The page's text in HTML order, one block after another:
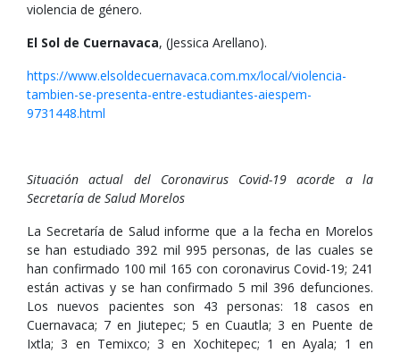
violencia de género.
El Sol de Cuernavaca, (Jessica Arellano).
https://www.elsoldecuernavaca.com.mx/local/violencia-
tambien-se-presenta-entre-estudiantes-aiespem-
9731448.html
Situación actual del Coronavirus Covid-19 acorde a la
Secretaría de Salud Morelos
La Secretaría de Salud informe que a la fecha en Morelos
se han estudiado 392 mil 995 personas, de las cuales se
han confirmado 100 mil 165 con coronavirus Covid-19; 241
están activas y se han confirmado 5 mil 396 defunciones.
Los nuevos pacientes son 43 personas: 18 casos en
Cuernavaca; 7 en Jiutepec; 5 en Cuautla; 3 en Puente de
Ixtla; 3 en Temixco; 3 en Xochitepec; 1 en Ayala; 1 en